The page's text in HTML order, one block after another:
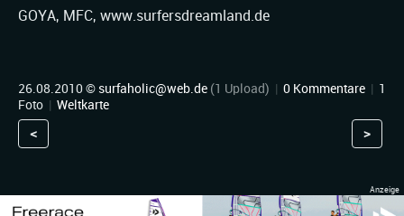
GOYA, MFC, www.surfersdreamland.de
26.08.2010 © surfaholic@web.de (1 Upload) | 0 Kommentare | 1
Foto | Weltkarte
< >